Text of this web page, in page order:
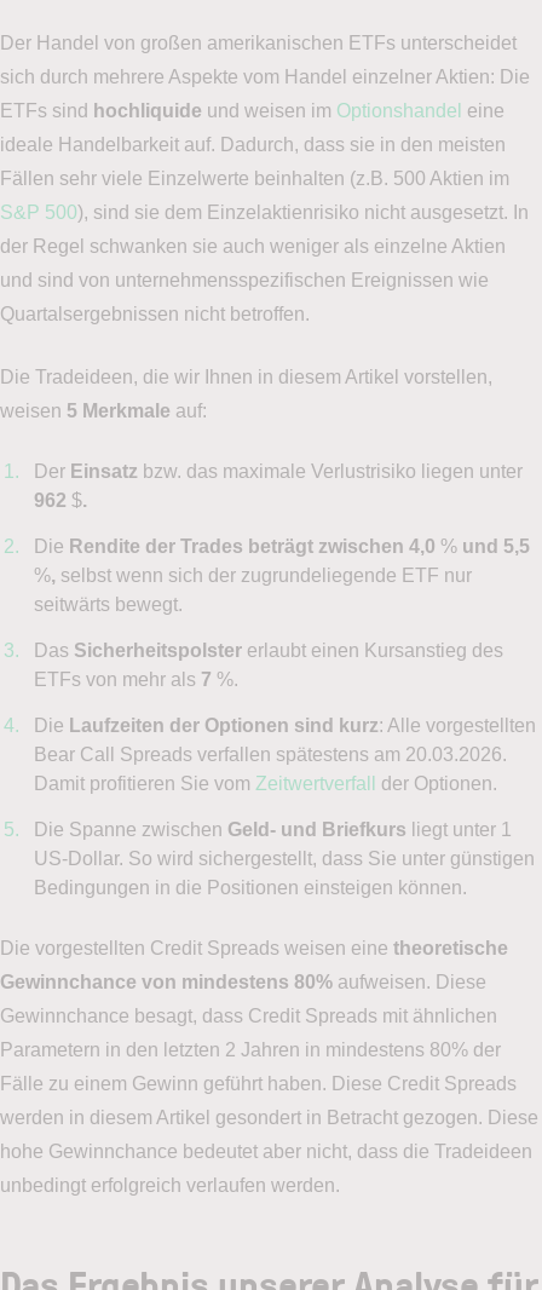
Der Handel von großen amerikanischen ETFs unterscheidet
sich durch mehrere Aspekte vom Handel einzelner Aktien: Die
ETFs sind hochliquide und weisen im Optionshandel eine
ideale Handelbarkeit auf. Dadurch, dass sie in den meisten
Fällen sehr viele Einzelwerte beinhalten (z.B. 500 Aktien im
S&P 500), sind sie dem Einzelaktienrisiko nicht ausgesetzt. In
der Regel schwanken sie auch weniger als einzelne Aktien
und sind von unternehmensspezifischen Ereignissen wie
Quartalsergebnissen nicht betroffen.
Die Tradeideen, die wir Ihnen in diesem Artikel vorstellen,
weisen 5 Merkmale auf:
Der Einsatz bzw. das maximale Verlustrisiko liegen unter
962 $.
Die Rendite der Trades beträgt zwischen 4,0 % und 5,5
%, selbst wenn sich der zugrundeliegende ETF nur
seitwärts bewegt.
Das Sicherheitspolster erlaubt einen Kursanstieg des
ETFs von mehr als 7 %.
Die Laufzeiten der Optionen sind kurz: Alle vorgestellten
Bear Call Spreads verfallen spätestens am 20.03.2026.
Damit profitieren Sie vom Zeitwertverfall der Optionen.
Die Spanne zwischen Geld- und Briefkurs liegt unter 1
US-Dollar. So wird sichergestellt, dass Sie unter günstigen
Bedingungen in die Positionen einsteigen können.
Die vorgestellten Credit Spreads weisen eine theoretische
Gewinnchance von mindestens 80% aufweisen. Diese
Gewinnchance besagt, dass Credit Spreads mit ähnlichen
Parametern in den letzten 2 Jahren in mindestens 80% der
Fälle zu einem Gewinn geführt haben. Diese Credit Spreads
werden in diesem Artikel gesondert in Betracht gezogen. Diese
hohe Gewinnchance bedeutet aber nicht, dass die Tradeideen
unbedingt erfolgreich verlaufen werden.